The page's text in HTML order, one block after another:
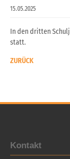
15.05.2025
In den dritten
statt.
ZURÜCK
Kontakt